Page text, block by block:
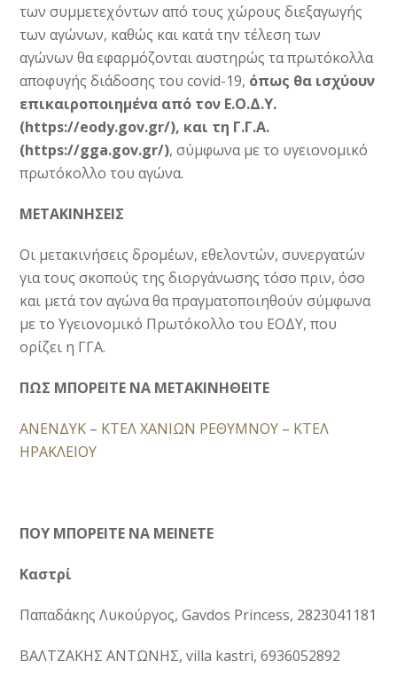
των συμμετεχόντων από τους χώρους διεξαγωγής
των αγώνων, καθώς και κατά την τέλεση των
αγώνων θα εφαρμόζονται αυστηρώς τα πρωτόκολλα
αποφυγής διάδοσης του covid-19, όπως θα ισχύουν
επικαιροποιημένα από τον Ε.Ο.Δ.Υ.
(https://eody.gov.gr/), και τη Γ.Γ.Α.
(https://gga.gov.gr/), σύμφωνα με το υγειονομικό
πρωτόκολλο του αγώνα.
ΜΕΤΑΚΙΝΗΣΕΙΣ
Οι μετακινήσεις δρομέων, εθελοντών, συνεργατών
για τους σκοπούς της διοργάνωσης τόσο πριν, όσο
και μετά τον αγώνα θα πραγματοποιηθούν σύμφωνα
με το Υγειονομικό Πρωτόκολλο του ΕΟΔΥ, που
ορίζει η ΓΓΑ.
ΠΩΣ ΜΠΟΡΕΙΤΕ ΝΑ ΜΕΤΑΚΙΝΗΘΕΙΤΕ
ΑΝΕΝΔΥΚ – ΚΤΕΛ ΧΑΝΙΩΝ ΡΕΘΥΜΝΟΥ – ΚΤΕΛ
ΗΡΑΚΛΕΙΟΥ
ΠΟΥ ΜΠΟΡΕΙΤΕ ΝΑ ΜΕIΝΕΤΕ
Καστρί
Παπαδάκης Λυκούργος, Gavdos Princess, 2823041181
ΒΑΛΤΖΑΚΗΣ ΑΝΤΩΝΗΣ, villa kastri, 6936052892